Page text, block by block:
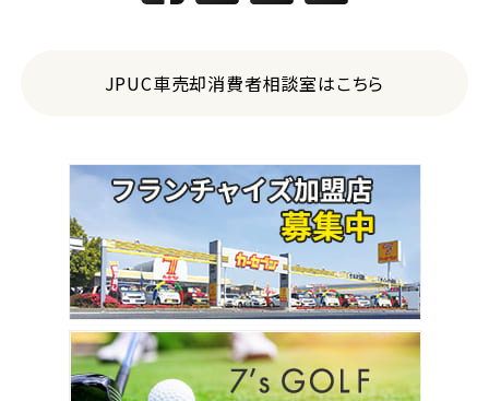
JPUC車売却消費者相談室はこちら